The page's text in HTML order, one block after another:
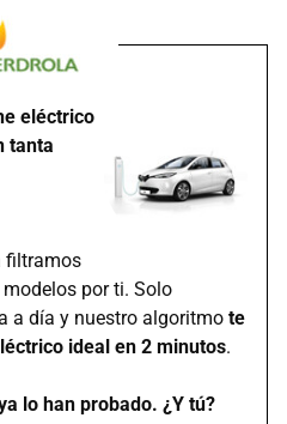
eléctrico
tanta
filtramos
por ti. Solo
a día y nuestro algoritmo te
ideal en 2 minutos.
lo han probado. ¿Y tú?